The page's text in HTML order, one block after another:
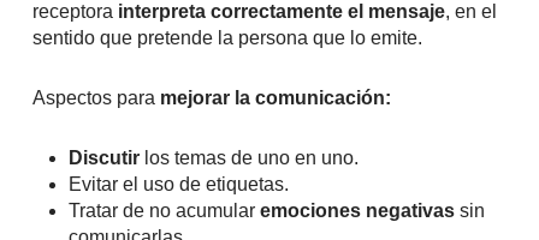
receptora interpreta correctamente el mensaje, en el
sentido que pretende la persona que lo emite.
Aspectos para mejorar la comunicación:
Discutirlos temas de uno en uno.
Evitar el uso de etiquetas.
Tratar de no acumular emociones negativassin